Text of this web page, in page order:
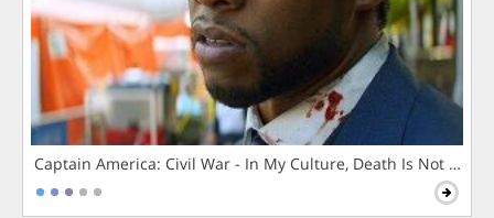
Captain America: Civil War - In My Culture, Death Is Not The